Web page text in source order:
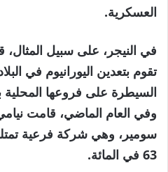
العسكرية.
في النيجر، على سبيل المثال،
وفي العام الماضي، قامت
سومير، وهي شركة فرعية
63 في المائة.